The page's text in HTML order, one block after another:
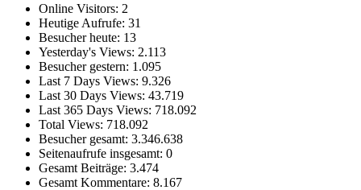
Online Visitors: 2
Heutige Aufrufe: 31
Besucher heute: 13
Yesterday's Views: 2.113
Besucher gestern: 1.095
Last 7 Days Views: 9.326
Last 30 Days Views: 43.719
Last 365 Days Views: 718.092
Total Views: 718.092
Besucher gesamt: 3.346.638
Seitenaufrufe insgesamt: 0
Gesamt Beiträge: 3.474
Gesamt Kommentare: 8.167